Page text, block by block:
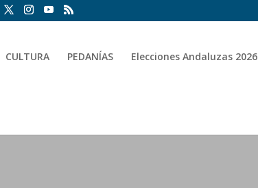
CULTURA PEDANÍAS Elecciones Andaluzas 2026